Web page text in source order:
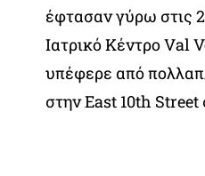
έφτασαν γύρω στις
Ιατρικό Κέντρο Val
υπέφερε από
στην East 10th Street